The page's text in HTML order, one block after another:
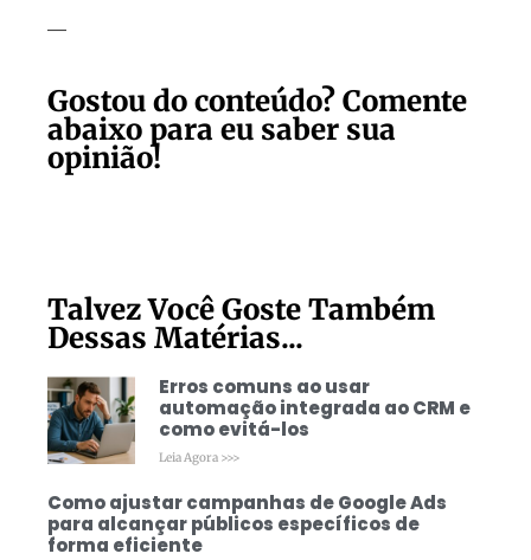
—
Gostou do conteúdo? Comente
abaixo para eu saber sua
opinião!
Talvez Você Goste Também
Dessas Matérias...
Erros comuns ao usar
automação integrada ao CRM e
como evitá-los
Leia Agora >>>
Como ajustar campanhas de Google Ads
para alcançar públicos específicos de
forma eficiente